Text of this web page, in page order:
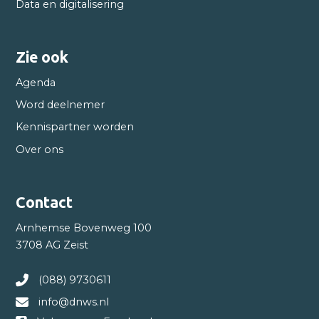
Data en digitalisering
Zie ook
Agenda
Word deelnemer
Kennispartner worden
Over ons
Contact
Arnhemse Bovenweg 100
3708 AG Zeist
(088) 9730611
info@dnws.nl